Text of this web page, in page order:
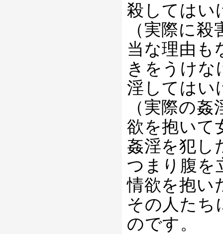
殺してはい
（実際に
当な理由も
きをうけな
淫してはい
（実際の
欲を抱いて
姦淫を犯し
つまり腹を
情欲を抱い
その人たち
のです。